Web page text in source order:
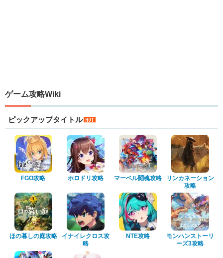
ゲーム攻略Wiki
ピックアップタイトル
FGO攻略 ホロドリ攻略 マーベル闘魂攻略
リンカネーション
攻略
ほの暮しの庭攻略
イナイレクロス攻
略
NTE攻略
モンハンストーリ
ーズ3攻略